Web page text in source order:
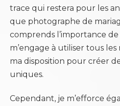
trace qui restera pour les
que photographe de
comprends l’importance
m’engage à utiliser tous
ma disposition pour créer
uniques.
Cependant, je m’efforce